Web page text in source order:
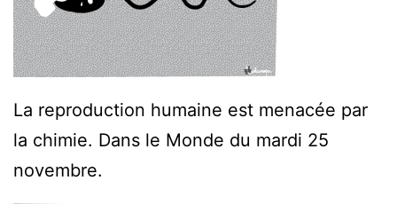
La reproduction humaine est menacée par
la chimie. Dans le Monde du mardi 25
novembre.